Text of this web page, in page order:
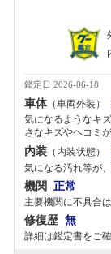
鑑定日 2026-06-18
車体（車両外装）
気になるようなキ
さなキズやヘコミ
内装 （内装状態）
気になる汚れ等が
機関 正常
主要機関に不具合
修復歴 無
詳細は鑑定書をご